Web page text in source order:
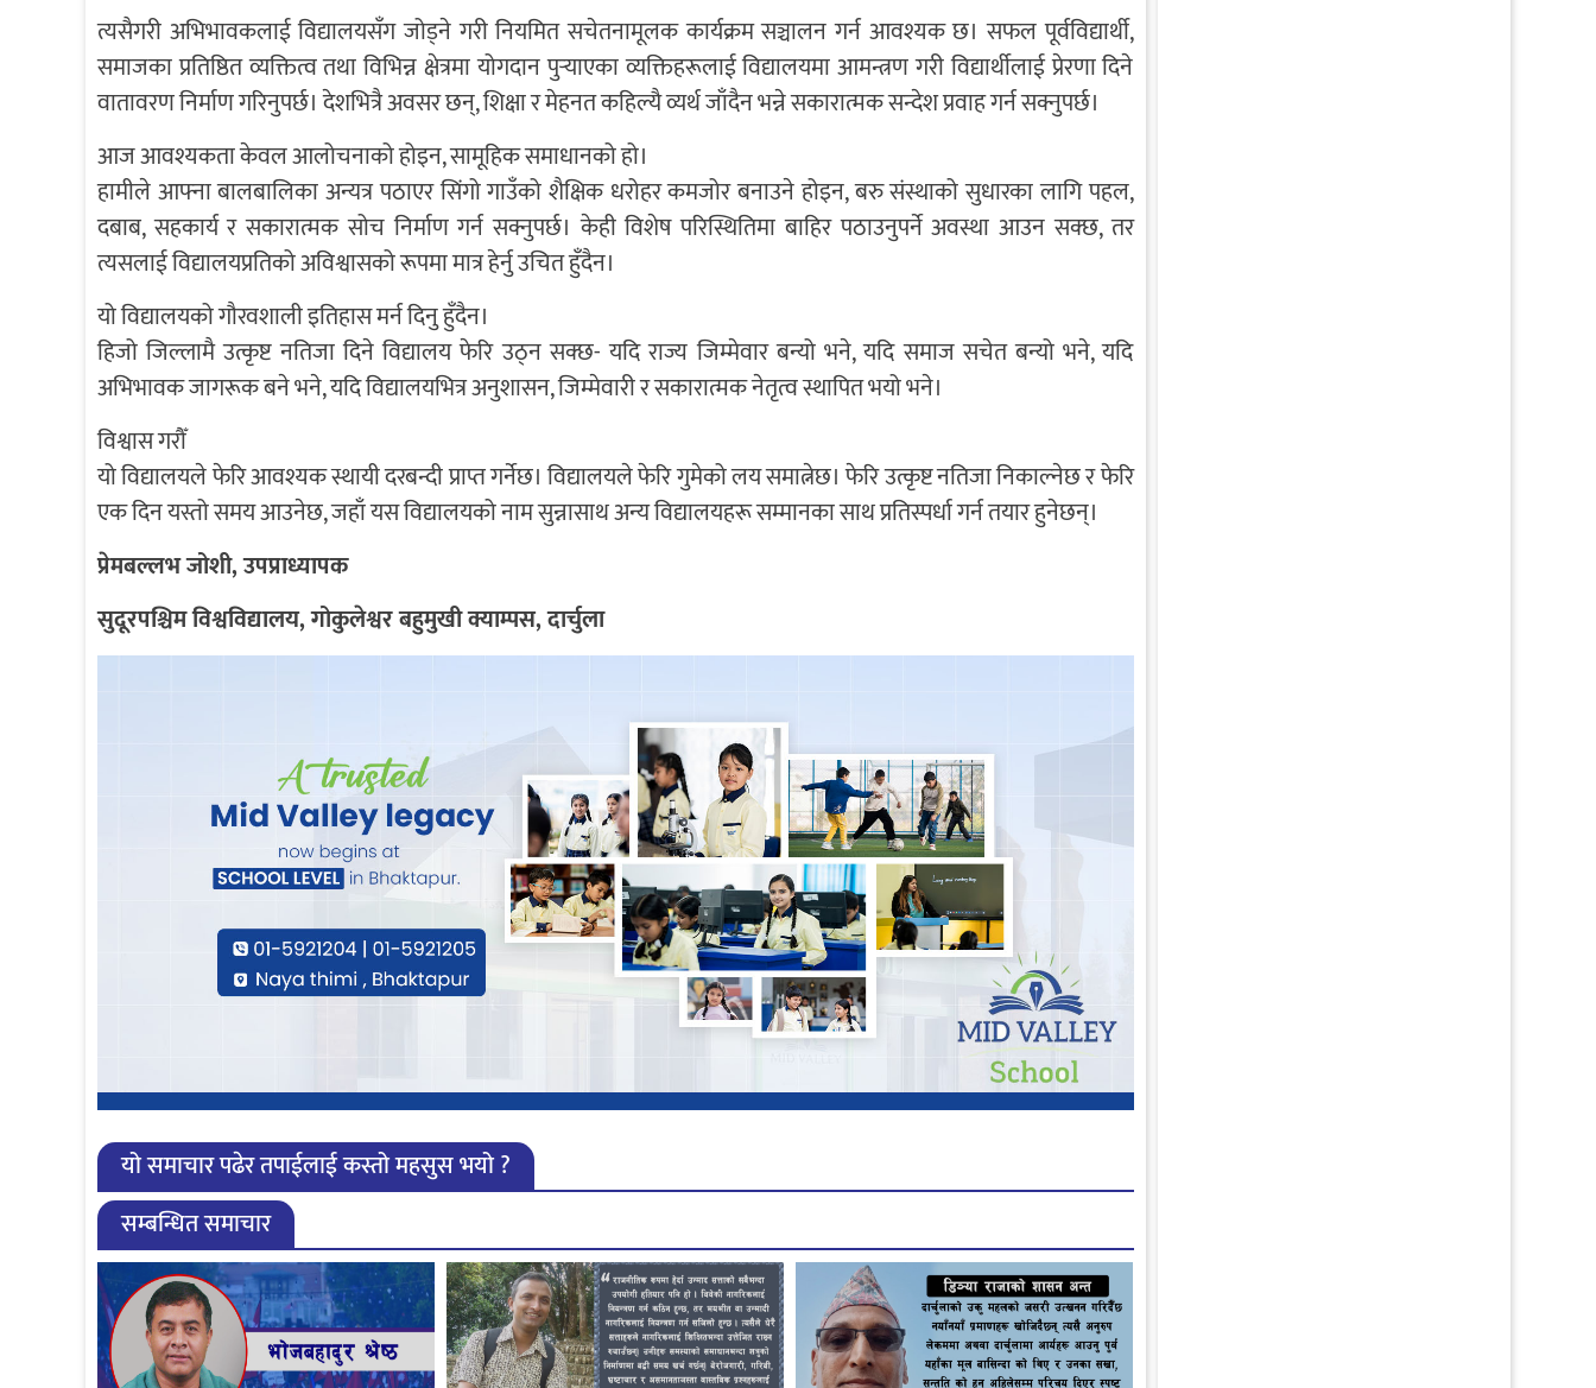
त्यसैगरी अभिभावकलाई विद्यालयसँग जोड्ने गरी नियमित सचेतनामूलक कार्यक्रम सञ्चालन गर्न आवश्यक छ। सफल पूर्वविद्यार्थी,
समाजका प्रतिष्ठित व्यक्तित्व तथा विभिन्न क्षेत्रमा योगदान पुर्‍याएका व्यक्तिहरूलाई विद्यालयमा आमन्त्रण गरी विद्यार्थीलाई प्रेरणा दिने
वातावरण निर्माण गरिनुपर्छ। देशभित्रै अवसर छन्, शिक्षा र मेहनत कहिल्यै व्यर्थ जाँदैन भन्ने सकारात्मक सन्देश प्रवाह गर्न सक्नुपर्छ।
आज आवश्यकता केवल आलोचनाको होइन, सामूहिक समाधानको हो।
हामीले आफ्ना बालबालिका अन्यत्र पठाएर सिंगो गाउँको शैक्षिक धरोहर कमजोर बनाउने होइन, बरु संस्थाको सुधारका लागि पहल,
दबाब, सहकार्य र सकारात्मक सोच निर्माण गर्न सक्नुपर्छ। केही विशेष परिस्थितिमा बाहिर पठाउनुपर्ने अवस्था आउन सक्छ, तर
त्यसलाई विद्यालयप्रतिको अविश्वासको रूपमा मात्र हेर्नु उचित हुँदैन।
यो विद्यालयको गौरवशाली इतिहास मर्न दिनु हुँदैन।
हिजो जिल्लामै उत्कृष्ट नतिजा दिने विद्यालय फेरि उठ्न सक्छ- यदि राज्य जिम्मेवार बन्यो भने, यदि समाज सचेत बन्यो भने, यदि
अभिभावक जागरूक बने भने, यदि विद्यालयभित्र अनुशासन, जिम्मेवारी र सकारात्मक नेतृत्व स्थापित भयो भने।
विश्वास गरौँ
यो विद्यालयले फेरि आवश्यक स्थायी दरबन्दी प्राप्त गर्नेछ। विद्यालयले फेरि गुमेको लय समात्नेछ। फेरि उत्कृष्ट नतिजा निकाल्नेछ र फेरि
एक दिन यस्तो समय आउनेछ, जहाँ यस विद्यालयको नाम सुन्नासाथ अन्य विद्यालयहरू सम्मानका साथ प्रतिस्पर्धा गर्न तयार हुनेछन्।
प्रेमबल्लभ जोशी, उपप्राध्यापक
सुदूरपश्चिम विश्वविद्यालय, गोकुलेश्वर बहुमुखी क्याम्पस, दार्चुला
यो समाचार पढेर तपाईलाई कस्तो महसुस भयो ?
सम्बन्धित समाचार